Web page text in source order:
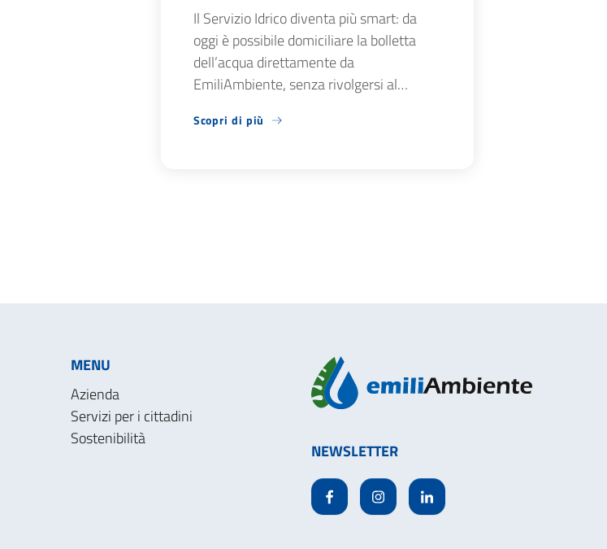
Il Servizio Idrico diventa più smart: da
oggi è possibile domiciliare la bolletta
dell’acqua direttamente da
EmiliAmbiente, senza rivolgersi al…
Scopri di più
MENU
Azienda
Servizi per i cittadini
Sostenibilità
NEWSLETTER
FacebookInstagramLinkedin